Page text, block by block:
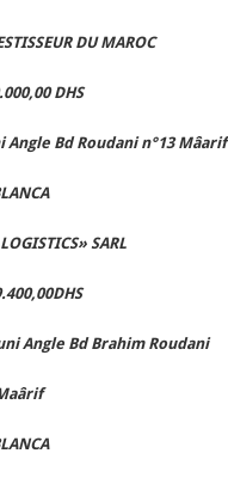
DU MAROC
DHS
Angle Bd Roudani n°13 Mâarif
SARL
Angle Bd Brahim Roudani